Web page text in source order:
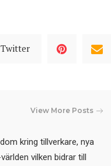
View More Posts
kring tillverkare, nya
vilken bidrar till